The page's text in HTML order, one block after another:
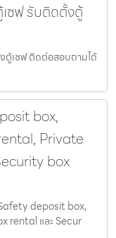
ซฟ รับติดตั้งตู้
ตู้เซฟ ติดต่อสอบถามได้
box,
Private
box
deposit box,
rental และ Secur